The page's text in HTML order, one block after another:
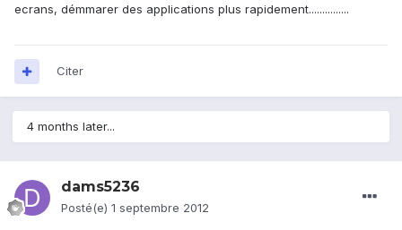
ecrans, démmarer des applications plus rapidement...............
Citer
4 months later...
dams5236
Posté(e) 1 septembre 2012